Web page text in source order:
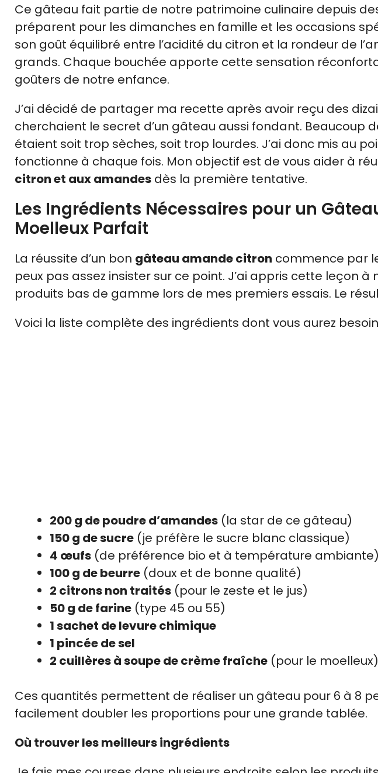
Ce gâteau fait partie de notre patrimoine culinaire depuis
préparent pour les dimanches en famille et les occasions
son goût équilibré entre l’acidité du citron et la rondeur de
grands. Chaque bouchée apporte cette sensation
goûters de notre enfance.
J’ai décidé de partager ma recette après avoir reçu des
cherchaient le secret d’un gâteau aussi fondant. Beaucoup
étaient soit trop sèches, soit trop lourdes. J’ai donc mis au
fonctionne à chaque fois. Mon objectif est de vous aider à
citron et aux amandes dès la première tentative.
Les Ingrédients Nécessaires pour un
Moelleux Parfait
La réussite d’un bon gâteau amande citron commence par
peux pas assez insister sur ce point. J’ai appris cette leçon
produits bas de gamme lors de mes premiers essais. Le
Voici la liste complète des ingrédients dont vous aurez
200 g de poudre d’amandes (la star de ce gâteau)
150 g de sucre (je préfère le sucre blanc classique)
4 œufs (de préférence bio et à température ambiante)
100 g de beurre (doux et de bonne qualité)
2 citrons non traités (pour le zeste et le jus)
50 g de farine (type 45 ou 55)
1 sachet de levure chimique
1 pincée de sel
2 cuillères à soupe de crème fraîche (pour le moelleux)
Ces quantités permettent de réaliser un gâteau pour 6 à 8
facilement doubler les proportions pour une grande tablée.
Où trouver les meilleurs ingrédients